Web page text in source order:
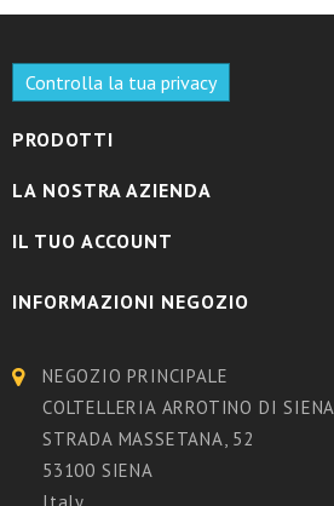
Controlla la tua privacy
PRODOTTI
LA NOSTRA AZIENDA
IL TUO ACCOUNT
INFORMAZIONI NEGOZIO
NEGOZIO PRINCIPALE
COLTELLERIA ARROTINO DI SIENA
STRADA MASSETANA, 52
53100 SIENA
Italy